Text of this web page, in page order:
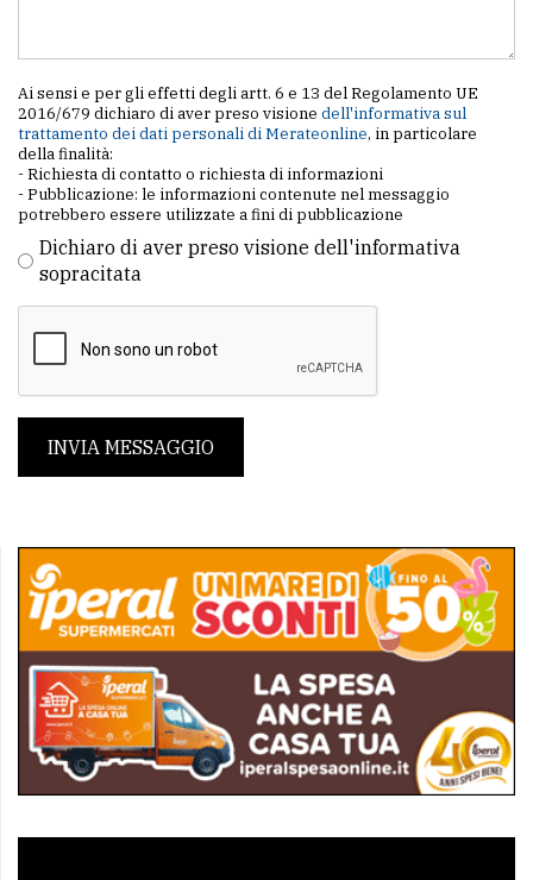
Ai sensi e per gli effetti degli artt. 6 e 13 del Regolamento UE
2016/679 dichiaro di aver preso visione dell'informativa sul
trattamento dei dati personali di Merateonline, in particolare
della finalità:
- Richiesta di contatto o richiesta di informazioni
- Pubblicazione: le informazioni contenute nel messaggio
potrebbero essere utilizzate a fini di pubblicazione
Dichiaro di aver preso visione dell'informativa
sopracitata
INVIA MESSAGGIO